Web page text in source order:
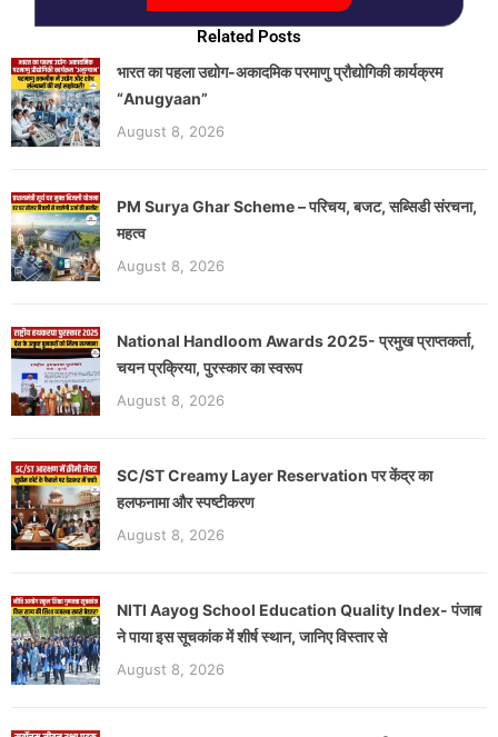
Related Posts
भारत का पहला उद्योग-अकादमिक परमाणु प्रौद्योगिकी कार्यक्रम
“Anugyaan”
August 8, 2026
PM Surya Ghar Scheme – परिचय, बजट, सब्सिडी संरचना,
महत्व
August 8, 2026
National Handloom Awards 2025- प्रमुख प्राप्तकर्ता,
चयन प्रक्रिया, पुरस्कार का स्वरूप
August 8, 2026
SC/ST Creamy Layer Reservation पर केंद्र का
हलफनामा और स्पष्टीकरण
August 8, 2026
NITI Aayog School Education Quality Index- पंजाब
ने पाया इस सूचकांक में शीर्ष स्थान, जानिए विस्तार से
August 8, 2026